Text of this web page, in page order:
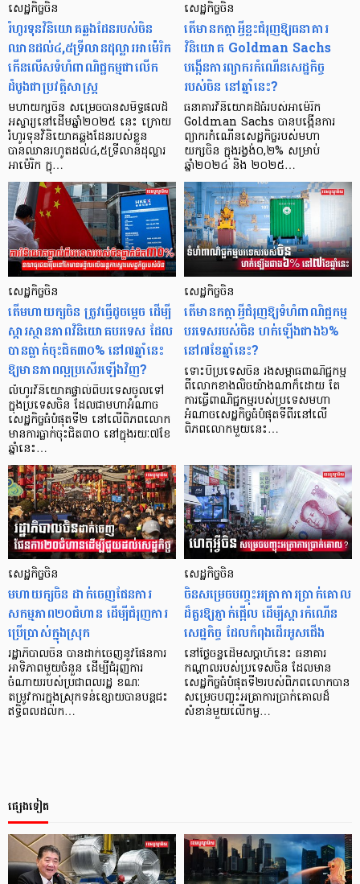
សេដ្ឋកិច្ចចិន
រំហូរទុនវិនិយោគឆ្លងដែនរបស់ចិន
ឈានដល់៤,៥ទ្រីលានដុល្លារអាម៉េរិក
កើនលើសទំហំពាណិជ្ជកម្មជាលើក
ដំបូងជាប្រវត្តិសាស្ត្រ
មហាយក្សចិន សម្រេចបានសមិទ្ធផលដ៏
អស្ចារ្យនៅដើមឆ្នាំ២០២៥ នេះ ក្រោយ
រំហូរទុនវិនិយោគឆ្លងដែនរបស់ខ្លួន
បានឈានរហូតដល់៤,៥ទ្រីលានដុល្លារ
អាម៉េរិក ក្នុ…
សេដ្ឋកិច្ចចិន
តើមានកត្តាអ្វីខ្លះជំរុញឱ្យធនាគារ
វិនិយោគ Goldman Sachs
បង្កើនការព្យាករកំណើនសេដ្ឋកិច្ច
របស់ចិន នៅឆ្នាំនេះ?
ធនាគារវិនិយោគដ៏ធំរបស់អាម៉េរិក
Goldman Sachs បានបង្កើនការ
ព្យាករកំណើនសេដ្ឋកិច្ចរបស់មហា
យក្សចិន ក្នុងរង្វង់០,២% សម្រាប់
ឆ្នាំ២០២៤ និង ២០២៥…
សេដ្ឋកិច្ចចិន
តើមហាយក្សចិន ត្រូវធ្វើដូចម្តេច ដើម្បី
ស្តារស្ថានភាពវិនិយោគបរទេស ដែល
បានធ្លាក់ចុះជិត៣០% នៅ៧ឆ្នាំនេះ
ឱ្យមានភាពល្អប្រសើរឡើងវិញ?
លំហូរវិនិយោគផ្ទាល់ពីបរទេសចូលទៅ
ក្នុងប្រទេសចិន ដែលជាមហាអំណាច
សេដ្ឋកិច្ចធំបំផុតទី២ នៅលើពិភពលោក
មានការធ្លាក់ចុះជិត៣០ នៅក្នុងរយៈ៧ខែ
ឆ្នាំនេះ…
សេដ្ឋកិច្ចចិន
តើមានកត្តាអ្វីជំរុញឱ្យទំហំពាណិជ្ជកម្ម
បរទេសរបស់ចិន ហក់ឡើងជាង៦%
នៅ៧ខែឆ្នាំនេះ?
ទោះបីប្រទេសចិន រងសម្ពាធពាណិជ្ជកម្ម
ពីលោកខាងលិចយ៉ាងណាក៏ដោយ តែ
ការធ្វើពាណិជ្ជកម្មរបស់ប្រទេសមហា
អំណាចសេដ្ឋកិច្ចធំបំផុតទីពីរនៅលើ
ពិភពលោកមួយនេះ…
សេដ្ឋកិច្ចចិន
មហាយក្សចិន ដាក់ចេញផែនការ
សកម្មភាព២០ជំហាន ដើម្បីជំរុញការ
ប្រើប្រាស់ក្នុងស្រុក
រដ្ឋាភិបាលចិន បានដាក់ចេញនូវផែនការ
អាទិភាពមួយចំនួន ដើម្បីជំរុញការ
ចំណាយរបស់ប្រជាពលរដ្ឋ ខណៈ
តម្រូវការក្នុងស្រុកទន់ខ្សោយបានបន្តជះ
ឥទ្ធិពលដល់ក…
សេដ្ឋកិច្ចចិន
ចិនសម្រេចបញ្ចុះអត្រាការប្រាក់គោល
ដ៏គួរឱ្យភ្ញាក់ផ្អើល ដើម្បីស្ដារកំណើន
សេដ្ឋកិច្ច ដែលកំពុងដើរអូសជើង
នៅថ្ងៃចន្ទដើមសប្តាហ៍នេះ ធនាគារ
កណ្តាលរបស់ប្រទេសចិន ដែលមាន
សេដ្ឋកិច្ចធំបំផុតទី២របស់ពិភពលោកបាន
សម្រេចបញ្ចុះអត្រាការប្រាក់គោលដ៏
សំខាន់មួយលើកម្ច…
ផ្សេងទៀត